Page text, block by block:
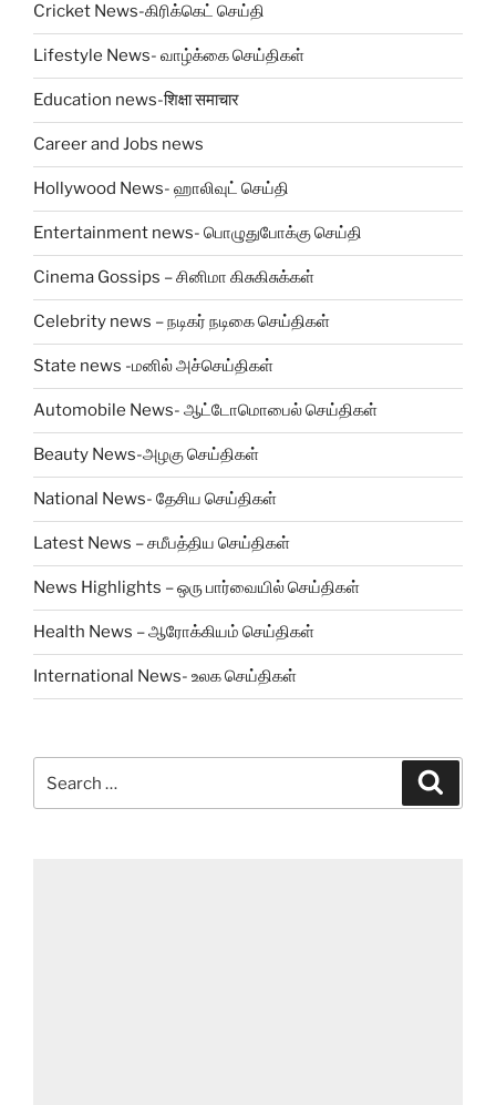
Cricket News-கிரிக்கெட் செய்தி
Lifestyle News- வாழ்க்கை செய்திகள்
Education news-शिक्षा समाचार
Career and Jobs news
Hollywood News- ஹாலிவுட் செய்தி
Entertainment news- பொழுதுபோக்கு செய்தி
Cinema Gossips – சினிமா கிசுகிசுக்கள்
Celebrity news – நடிகர் நடிகை செய்திகள்
State news -மனில் அச்செய்திகள்
Automobile News- ஆட்டோமொபைல் செய்திகள்
Beauty News-அழகு செய்திகள்
National News- தேசிய செய்திகள்
Latest News – சமீபத்திய செய்திகள்
News Highlights – ஒரு பார்வையில் செய்திகள்
Health News – ஆரோக்கியம் செய்திகள்
International News- உலக செய்திகள்
for: